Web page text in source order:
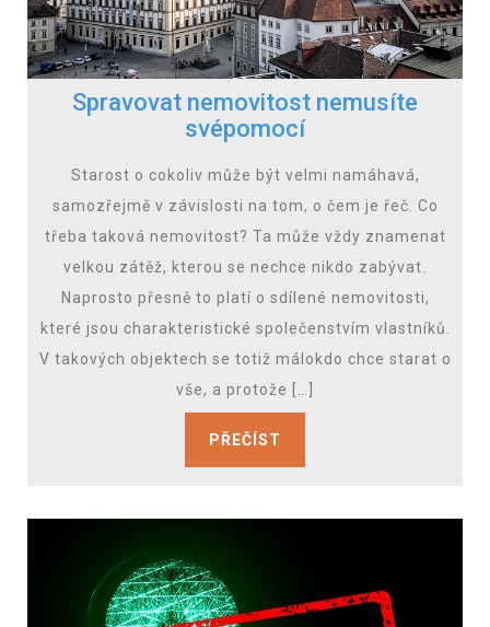
Spravovat nemovitost nemusíte
svépomocí
Starost o cokoliv může být velmi namáhavá,
samozřejmě v závislosti na tom, o čem je řeč. Co
třeba taková nemovitost? Ta může vždy znamenat
velkou zátěž, kterou se nechce nikdo zabývat.
Naprosto přesně to platí o sdílené nemovitosti,
které jsou charakteristické společenstvím vlastníků.
V takových objektech se totiž málokdo chce starat o
vše, a protože […]
PŘEČÍST